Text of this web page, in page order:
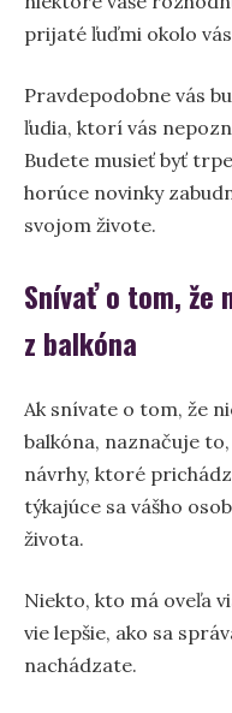
prijaté ľuďmi okolo
Pravdepodobne vás
ľudia, ktorí vás
Budete musieť byť
horúce novinky
svojom živote.
Snívať o tom, že
z balkóna
Ak snívate o tom, že
balkóna, naznačuje
návrhy, ktoré
týkajúce sa vášho
života.
Niekto, kto má oveľa
vie lepšie, ako sa
nachádzate.